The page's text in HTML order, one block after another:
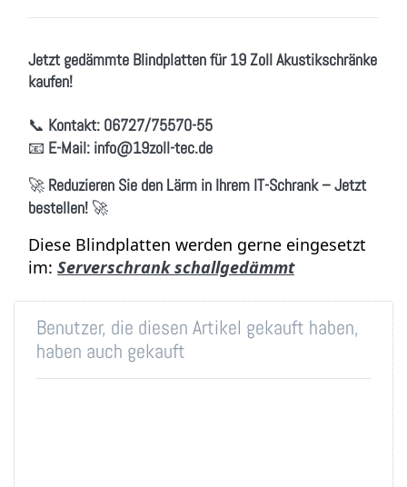
Jetzt gedämmte Blindplatten für 19 Zoll Akustikschränke
kaufen!
📞 Kontakt: 06727/75570-55
📧 E-Mail: info@19zoll-tec.de
🚀 Reduzieren Sie den Lärm in Ihrem IT-Schrank – Jetzt
bestellen! 🚀
Diese Blindplatten werden gerne eingesetzt
im: Serverschrank schallgedämmt
Benutzer, die diesen Artikel gekauft haben,
haben auch gekauft